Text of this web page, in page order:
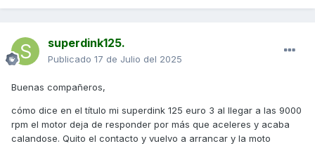
superdink125.
Publicado 17 de Julio del 2025
Buenas compañeros,
cómo dice en el título mi superdink 125 euro 3 al llegar a las 9000
rpm el motor deja de responder por más que aceleres y acaba
calandose. Quito el contacto y vuelvo a arrancar y la moto